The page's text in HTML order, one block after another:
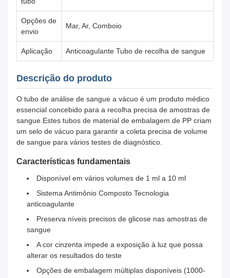
Opções de
envio
Mar, Ar, Comboio
Aplicação Anticoagulante Tubo de recolha de sangue
Descrição do produto
O tubo de análise de sangue a vácuo é um produto médico
essencial concebido para a recolha precisa de amostras de
sangue.Estes tubos de material de embalagem de PP criam
um selo de vácuo para garantir a coleta precisa de volume
de sangue para vários testes de diagnóstico.
Características fundamentais
Disponível em vários volumes de 1 ml a 10 ml
Sistema Antimônio Composto Tecnologia
anticoagulante
Preserva níveis precisos de glicose nas amostras de
sangue
A cor cinzenta impede a exposição à luz que possa
alterar os resultados do teste
Opções de embalagem múltiplas disponíveis (1000-